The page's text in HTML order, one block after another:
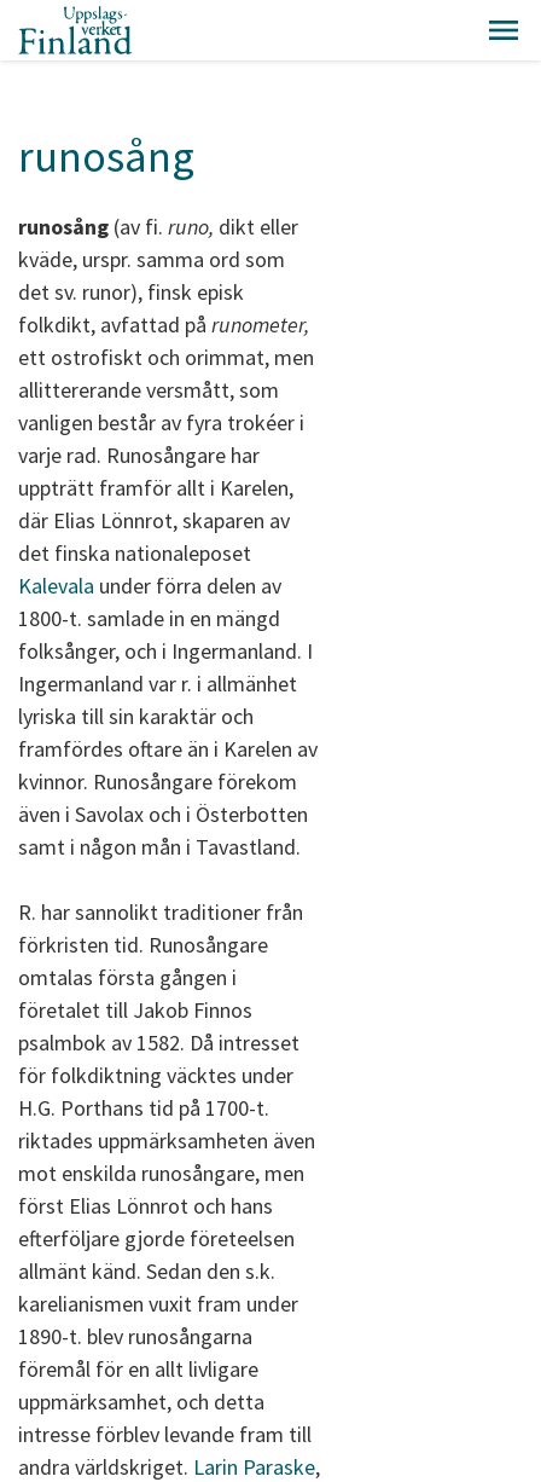
runosång
runosång (av fi. runo, dikt eller
kväde, urspr. samma ord som
det sv. runor), finsk episk
folkdikt, avfattad på runometer,
ett ostrofiskt och orimmat, men
allittererande versmått, som
vanligen består av fyra trokéer i
varje rad. Runosångare har
uppträtt framför allt i Karelen,
där Elias Lönnrot, skaparen av
det finska nationaleposet
Kalevala under förra delen av
1800-t. samlade in en mängd
folksånger, och i Ingermanland. I
Ingermanland var r. i allmänhet
lyriska till sin karaktär och
framfördes oftare än i Karelen av
kvinnor. Runosångare förekom
även i Savolax och i Österbotten
samt i någon mån i Tavastland.
R. har sannolikt traditioner från
förkristen tid. Runosångare
omtalas första gången i
företalet till Jakob Finnos
psalmbok av 1582. Då intresset
för folkdiktning väcktes under
H.G. Porthans tid på 1700-t.
riktades uppmärksamheten även
mot enskilda runosångare, men
först Elias Lönnrot och hans
efterföljare gjorde företeelsen
allmänt känd. Sedan den s.k.
karelianismen vuxit fram under
1890-t. blev runosångarna
föremål för en allt livligare
uppmärksamhet, och detta
intresse förblev levande fram till
andra världskriget. Larin Paraske,